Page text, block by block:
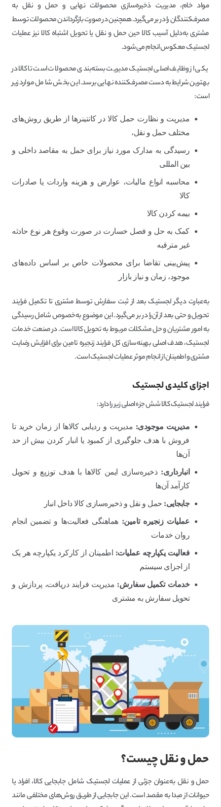
مواد خام، مدیریت ذخیره‌سازی محصولات نهایی و حمل و نقل به
مصرف‌کنندگان را در بر می‌گیرد. همچنین در صورت بازگرداندن محصولات توسط
مشتری به‌دلیل آسیب کالا حین حمل و نقل یا تحویل اشتباه کالا نیز عملیات
لجستیک معکوس انجام می‌شود.
یکی از وظایف اصلی لجستیک مدیریت بسته‌بندی محصولات است تا کالا در
بهترین شرایط به‌دست مصرف‌کننده نهایی برسد. این بخش شامل موارد زیر
است:
مدیریت و نظارت حمل کالا در کانتینرها از طریق روش‌های
مختلف حمل و نقل،
رسیدگی به مدارک مورد نیاز برای حمل به مقاصد داخلی و
بین المللی
محاسبه انواع مالیات، عوارض و هزینه واردات یا صادرات
کالا
بیمه کردن کالا
کمک به حل و فصل خسارت در صورت وقوع هر نوع حادثه
غیر مترقبه
پیش‌بینی تقاضا برای محصولات خاص بر اساس داده‌های
موجود، زمان و نیاز بازار
به‌عبارت دیگر لجستیک بعد از ثبت سفارش توسط مشتری تا تکمیل فرایند
تحویل و حتی بعد از آن‌را در بر می‌گیرد. این موضوع به‌خصوص شامل رسیدگی
به امور مشتریان و حل مشکلات مربوط به تحویل کالا است. در صنعت خدمات
لجستیک، هدف اصلی بهینه‌سازی کل فرایند زنجیره تامین برای افزایش رضایت
مشتری و اطمینان از انجام موثر عملیات لجستیک است.
اجزای کلیدی لجستیک
فرایند لجستیک کالا شش جزء اصلی زیر را دارد:
مدیریت موجودی: مدیریت و ردیابی کالاها از زمان خرید تا
فروش با هدف جلوگیری از کمبود یا انبار کردن بیش از حد
آن‌ها
انبارداری: ذخیره‌سازی ایمن کالاها با هدف توزیع و تحویل
کارآمد آن‌ها
جابجایی: حمل و نقل و ذخیره‌سازی کالا داخل انبار
عملیات زنجیره تامین: هماهنگی فعالیت‌ها و تضمین انجام
روان خدمات
فعالیت یکپارچه عملیات: اطمینان از کارکرد یکپارچه هر یک
از اجزای سیستم
خدمات تکمیل سفارش: مدیریت فرایند دریافت، پردازش و
تحویل سفارش به مشتری
حمل و نقل چیست؟
حمل و نقل به‌عنوان جزئی از عملیات لجستیک شامل جابجایی کالا، افراد یا
حیوانات از مبدا به مقصد است. این جابجایی از طریق روش‌های مختلفی مانند